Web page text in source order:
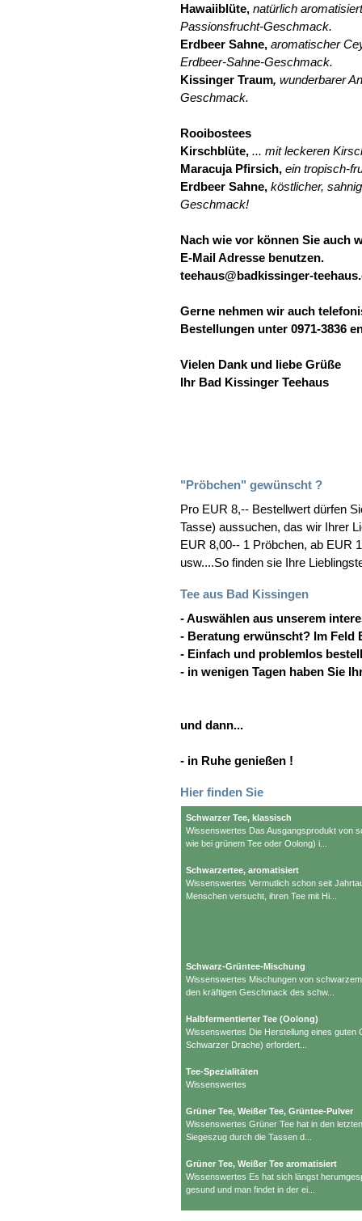
Hawaiiblüte, natürlich
Passionsfrucht-Geschmack.
Erdbeer Sahne, aromatischer
Erdbeer-Sahne-Geschmack.
Kissinger Traum, wunderbarer
Geschmack.
Rooibostees
Kirschblüte, ... mit leckeren
Maracuja Pfirsich, ein tropisch-
Erdbeer Sahne, köstlicher,
Geschmack!
Nach wie vor können Sie auch
E-Mail Adresse benutzen.
teehaus@badkissinger-
Gerne nehmen wir auch
Bestellungen unter 0971-3836
Vielen Dank und liebe Grüße
Ihr Bad Kissinger Teehaus
"Pröbchen" gewünscht ?
Pro EUR 8,-- Bestellwert dürfen
Tasse) aussuchen, das wir Ihrer
EUR 8,00-- 1 Pröbchen, ab EUR
usw....So finden sie Ihre
Tee aus Bad Kissingen
- Auswählen aus unserem
- Beratung erwünscht? Im Feld
- Einfach und problemlos
- in wenigen Tagen haben Sie
und dann...
- in Ruhe genießen !
Hier finden Sie
Schwarzer Tee, klassisch
Wissenswertes Das Ausgangsprodukt von
wie bei grünem Tee oder Oolong) i...
Schwarzertee, aromatisiert
Wissenswertes Vermutlich schon seit
Menschen versucht, ihren Tee mit Hi...
Schwarz-Grüntee-Mischung
Wissenswertes Mischungen von
den kräftigen Geschmack des schw...
Halbfermentierter Tee (Oolong)
Wissenswertes Die Herstellung eines guten
Schwarzer Drache) erfordert...
Tee-Spezialitäten
Wissenswertes
Grüner Tee, Weißer Tee, Grüntee-Pulver
Wissenswertes Grüner Tee hat in den
Siegeszug durch die Tassen d...
Grüner Tee, Weißer Tee aromatisiert
Wissenswertes Es hat sich längst
gesund und man findet in der ei...